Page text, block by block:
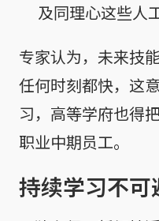
及同理心这些人
专家认为，未来技
任何时刻都快，这
习，高等学府也得
职业中期员工。
持续学习不可